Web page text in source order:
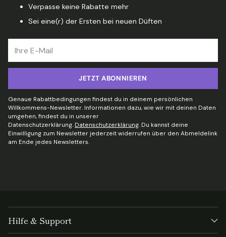
Verpasse keine Rabatte mehr
Sei eine(r) der Ersten bei neuen Düften
E-
Mail
JETZT ABONNIEREN
Genaue Rabattbedingungen findest du in deinem persönlichen
Willkommens-Newsletter. Informationen dazu, wie wir mit deinen Daten
umgehen, findest du in unserer
Datenschutzerklärung. Datenschutzerklärung. Du kannst deine
Einwilligung zum Newsletter jederzeit widerrufen über den Abmeldelink
am Ende jedes Newsletters.
Hilfe & Support